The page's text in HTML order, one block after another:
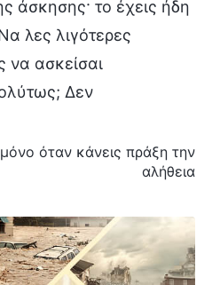
άσκησης· το έχεις ήδη
λες λιγότερες
να ασκείσαι
Δεν
όταν κάνεις πράξη την
αλήθεια